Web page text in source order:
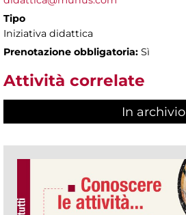
Tipo
Iniziativa didattica
Prenotazione obbligatoria: Sì
Attività correlate
In archivio